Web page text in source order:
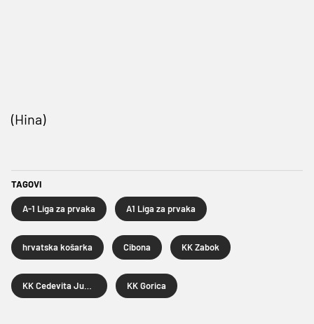
(Hina)
TAGOVI
A-1 Liga za prvaka A1 Liga za prvaka
hrvatska košarka Cibona KK Zabok
KK Gorica